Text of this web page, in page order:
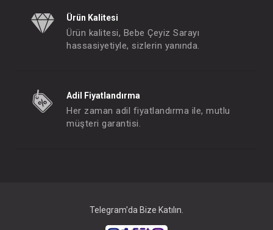
Ürün Kalitesi
Ürün kalitesi, Bebe Çeyiz Sarayı
hassasiyetiyle, sizlerin yanında.
Adil Fiyatlandırma
Her zaman adil fiyatlandırma ile, mutlu
müşteri garantisi.
Telegram'da Bize Katılın.